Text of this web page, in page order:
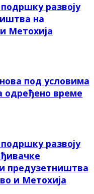
развоју
на
Метохија
под условима
одређено време
развоју
предузетништва
и Метохија